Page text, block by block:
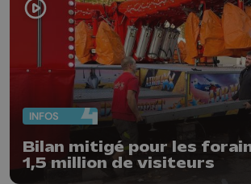
INFOS
Bilan mitigé pour les
1,5 million de visiteurs